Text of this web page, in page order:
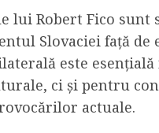
lui Robert Fico sunt
Slovaciei față
este
ci și pentru
actuale.